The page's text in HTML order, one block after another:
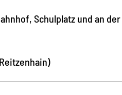
Schulplatz und an